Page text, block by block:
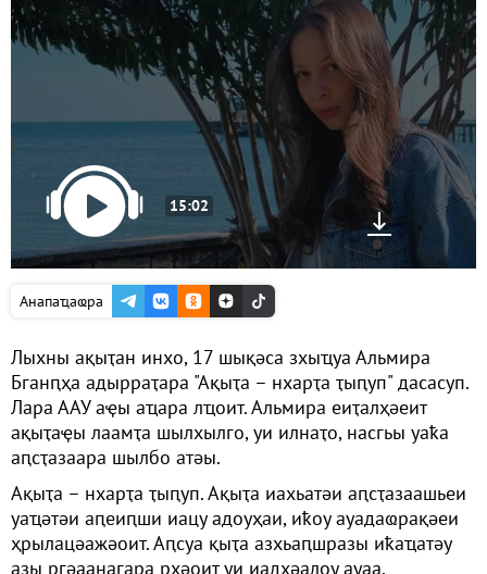
15:02
Анапаҵаҩра
Лыхны ақыҭан инхо, 17 шықәса зхыҵуа Альмира
Бганԥҳа адырраҭара "Ақыҭа – нхарҭа ҭыԥуп" дасасуп.
Лара ААУ аҿы аҵара лҵоит. Альмира еиҭалҳәеит
ақыҭаҿы лаамҭа шылхылго, уи илнаҭо, насгьы уаҟа
аԥсҭазаара шылбо атәы.
Ақыҭа – нхарҭа ҭыԥуп. Ақыҭа иахьатәи аԥсҭазаашьеи
уаҵәтәи аԥеиԥши иацу адоуҳаи, иҟоу ауадаҩрақәеи
ҳрылацәажәоит. Аԥсуа қыҭа азхьаԥшразы иҟаҵатәу
азы ргәаанагара рҳәоит уи иадҳәалоу ауаа.